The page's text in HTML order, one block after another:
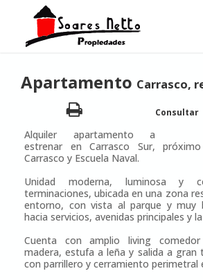
Apartamento Carrasco,
Consultar
Alquiler apartamento a
estrenar en Carrasco Sur,
Carrasco y Escuela Naval.
Unidad moderna, luminosa y
terminaciones, ubicada en una zona
entorno, con vista al parque y muy
hacia servicios, avenidas principales y
Cuenta con amplio living
madera, estufa a leña y salida a gran
con parrillero y cerramiento perimetral